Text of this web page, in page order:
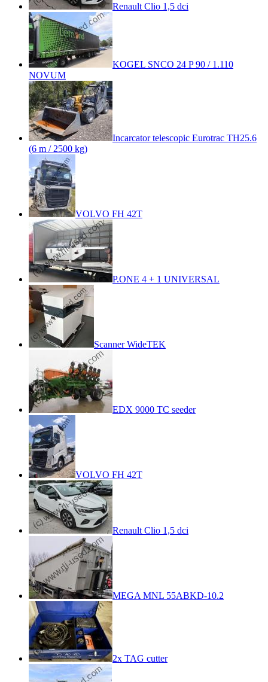
Renault Clio 1,5 dci
KOGEL SNCO 24 P 90 / 1.110
NOVUM
Incarcator telescopic Eurotrac TH25.6
(6 m / 2500 kg)
VOLVO FH 42T
P.ONE 4 + 1 UNIVERSAL
Scanner WideTEK
EDX 9000 TC seeder
VOLVO FH 42T
Renault Clio 1,5 dci
MEGA MNL 55ABKD-10.2
2x TAG cutter